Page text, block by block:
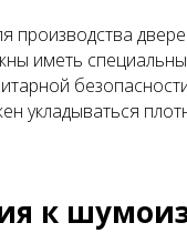
производства
иметь
укладываться
к